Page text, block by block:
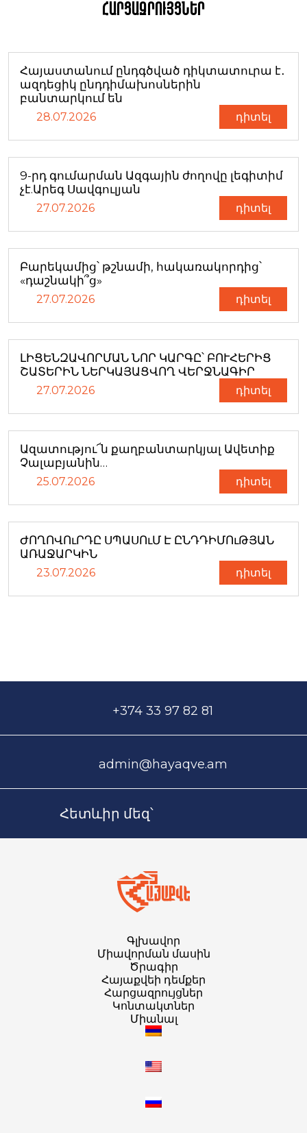
Հարցազրույցներ
Հայաստանում ընդգծված դիկտատուրա է․
ազդեցիկ ընդդիմախոսներին
բանտարկում են
28.07.2026 դիտել
9-րդ գումարման Ազգային ժողովը լեգիտիմ
չէ.Արեգ Սավգուլյան
27.07.2026 դիտել
Բարեկամից՝ թշնամի, հակառակորդից՝
«դաշնակի՞ց»
27.07.2026 դիտել
ԼԻՑԵՆԶԱՎՈՐՄԱՆ ՆՈՐ ԿԱՐԳԸ՝ ԲՈՒՀԵՐԻՑ
ՇԱՏԵՐԻՆ ՆԵՐԿԱՅԱՑՎՈՂ ՎԵՐՋՆԱԳԻՐ
27.07.2026 դիտել
Ազատությու՜ն քաղբանտարկյալ Ավետիք
Չալաբյանին…
25.07.2026 դիտել
ԺՈՂՈՎՈւՐԴԸ ՍՊԱՍՈւՄ Է ԸՆԴԴԻՄՈւԹՅԱՆ
ԱՌԱՋԱՐԿԻՆ
23.07.2026 դիտել
+374 33 97 82 81
admin@hayaqve.am
Հետևիր մեզ՝
Գլխավոր
Միավորման մասին
Ծրագիր
Հայաքվեի դեմքեր
Հարցազրույցներ
Կոնտակտներ
Միանալ